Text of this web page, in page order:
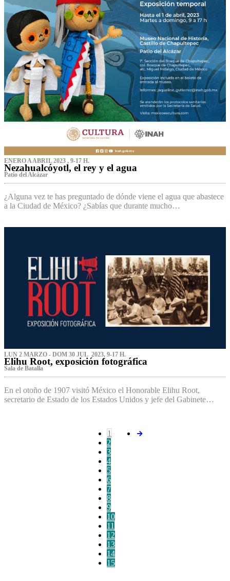
ENERO A ABRIL 2023 , 9-17 H.
Nezahualcóyotl, el rey y el agua
Patio del Alcázar
¿Alguna vez te has preguntado de dónde viene el agua que abastece
a la Ciudad de México? ¿Sabías que durante mucho…
LUN 2 MARZO - DOM 30 JUL 2023, 9-17 H.
Elihu Root, exposición fotográfica
Sala de Batalla
En el otoño de 1907 visitó México el Honorable Elihu Root,
secretario de Estado de los Estados Unidos y jefe del Gabinete…
1
2
3
4
5
6
7
8
9
10
11
12
13
14
15